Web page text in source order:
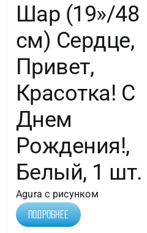
Шар (19»/48
см) Сердце,
Привет,
Красотка! С
Днем
Рождения!,
Белый, 1 шт.
Agura с рисунком
Подробнее